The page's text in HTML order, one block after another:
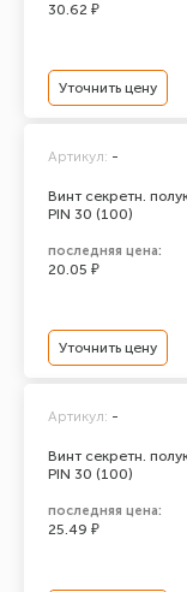
30.62 ₽
Уточнить цену
Винт секретн.
PIN 30 (100)
Артикул: -
последняя цена:
20.05 ₽
Уточнить цену
Винт секретн.
PIN 30 (100)
Артикул: -
последняя цена:
25.49 ₽